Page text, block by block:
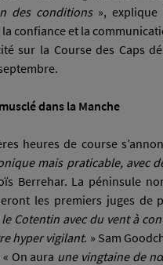
des conditions», explique
confiance et la
sur la Course des Caps
dans la Manche
heures de course
mais praticable, avec
Berrehar. La péninsule
les premiers juges de
Cotentin avec du vent à
hyper vigilant. » Sam
On aura une vingtaine de